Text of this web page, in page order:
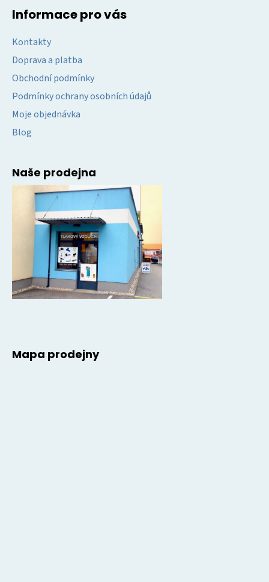
Informace pro vás
Kontakty
Doprava a platba
Obchodní podmínky
Podmínky ochrany osobních údajů
Moje objednávka
Blog
Naše prodejna
Mapa prodejny